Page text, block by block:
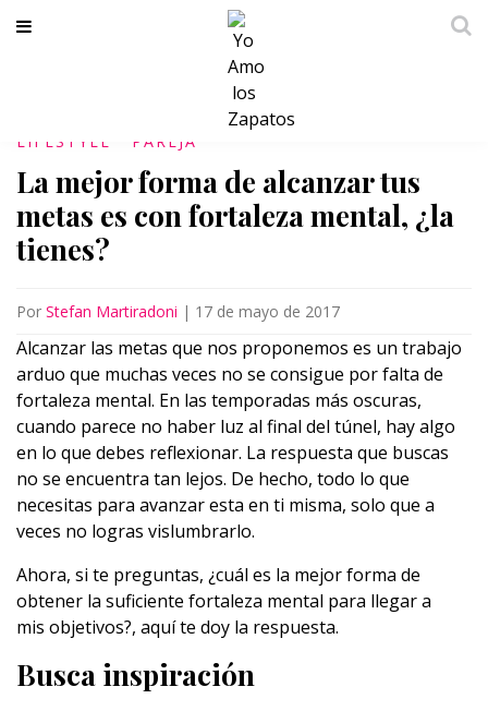
LIFESTYLE PAREJA
La mejor forma de alcanzar tus
metas es con fortaleza mental, ¿la
tienes?
Por Stefan Martiradoni | 17 de mayo de 2017
Alcanzar las metas que nos proponemos es un trabajo
arduo que muchas veces no se consigue por falta de
fortaleza mental. En las temporadas más oscuras,
cuando parece no haber luz al final del túnel, hay algo
en lo que debes reflexionar. La respuesta que buscas
no se encuentra tan lejos. De hecho, todo lo que
necesitas para avanzar esta en ti misma, solo que a
veces no logras vislumbrarlo.
Ahora, si te preguntas, ¿cuál es la mejor forma de
obtener la suficiente fortaleza mental para llegar a
mis objetivos?, aquí te doy la respuesta.
Busca inspiración